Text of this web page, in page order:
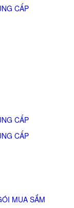
CẤP
CẤP
CẤP
MUA SẮM